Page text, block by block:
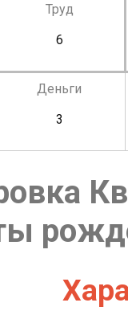
Труд
6
Деньги
3